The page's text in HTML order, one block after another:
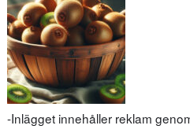
-Inlägget innehåller reklam